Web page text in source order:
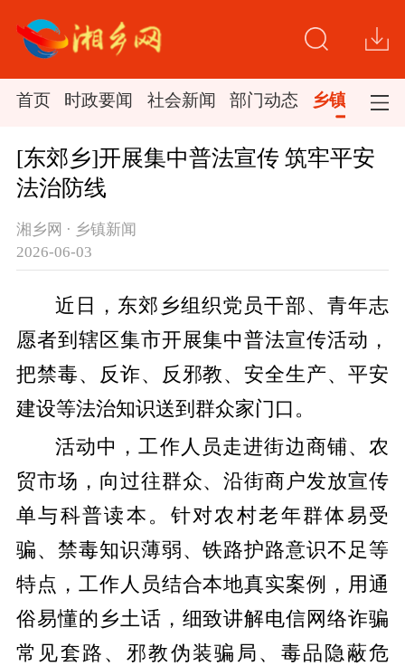
首页 时政要闻 社会新闻 部门动态 乡镇新闻
[东郊乡]开展集中普法宣传 筑牢平安
法治防线
湘乡网 · 乡镇新闻
2026-06-03
近日，东郊乡组织党员干部、青年志
愿者到辖区集市开展集中普法宣传活动，
把禁毒、反诈、反邪教、安全生产、平安
建设等法治知识送到群众家门口。
活动中，工作人员走进街边商铺、农
贸市场，向过往群众、沿街商户发放宣传
单与科普读本。针对农村老年群体易受
骗、禁毒知识薄弱、铁路护路意识不足等
特点，工作人员结合本地真实案例，用通
俗易懂的乡土话，细致讲解电信网络诈骗
常见套路、邪教伪装骗局、毒品隐蔽危